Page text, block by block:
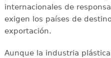
internacionales de
exigen los países de
exportación.
Aunque la industria